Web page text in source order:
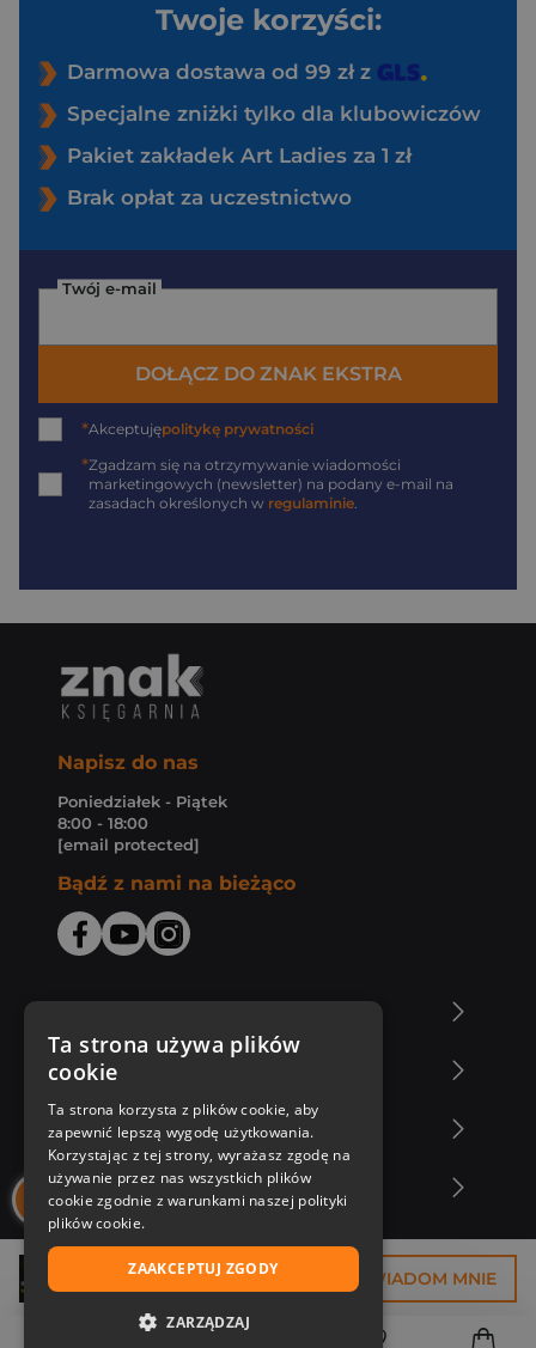
23,25 zł POWIADOM MNIE
Twoje korzyści:
Darmowa dostawa od 99 zł z
Specjalne zniżki tylko dla klubowiczów
Pakiet zakładek Art Ladies za 1 zł
Brak opłat za uczestnictwo
Twój e-mail
DOŁĄCZ DO ZNAK EKSTRA
*Akceptujępolitykę prywatności
*Zgadzam się na otrzymywanie wiadomości
marketingowych (newsletter) na podany e-mail na
zasadach określonych w regulaminie
Napisz do nas
Poniedziałek - Piątek
8:00 - 18:00
[email protected]
Bądź z nami na bieżąco
Zakupy u nas
Nasza oferta
Nasi autorzy
Ta strona używa plików
cookie
Ta strona korzysta z plików cookie, aby
zapewnić lepszą wygodę użytkowania.
Korzystając z tej strony, wyrażasz zgodę na
używanie przez nas wszystkich plików
cookie zgodnie z warunkami naszej polityki
plików cookie.
ZAAKCEPTUJ ZGODY
ZARZĄDZAJ